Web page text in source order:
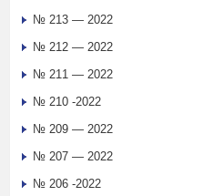
№ 213 — 2022
№ 212 — 2022
№ 211 — 2022
№ 210 -2022
№ 209 — 2022
№ 207 — 2022
№ 206 -2022